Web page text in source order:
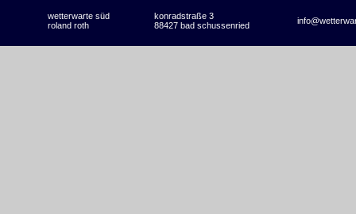
wetterwarte süd konradstraße 3
roland roth 88427 bad schussenried